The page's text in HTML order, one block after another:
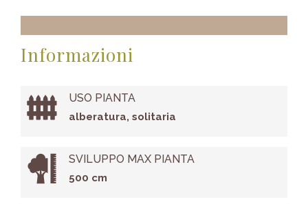
Informazioni
USO PIANTA
alberatura, solitaria
SVILUPPO MAX PIANTA
500 cm